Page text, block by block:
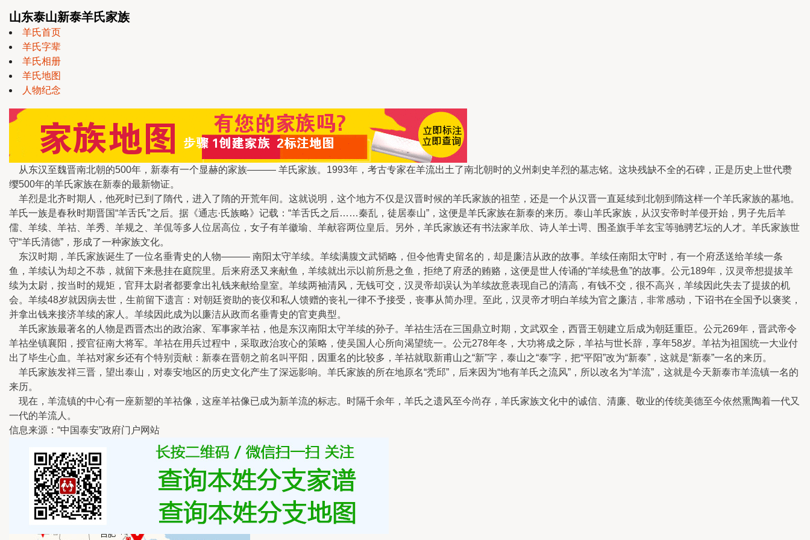
山东泰山新泰羊氏家族
羊氏首页
羊氏字辈
羊氏相册
羊氏地图
人物纪念
从东汉至魏晋南北朝的500年，新泰有一个显赫的家族——— 羊氏家族。1993年，考古专家在羊流出土了南北朝时的义州刺史羊烈的墓志铭。这块残缺不全的石碑，正是历史上世代瓒
缨500年的羊氏家族在新泰的最新物证。
羊烈是北齐时期人，他死时已到了隋代，进入了隋的开荒年间。这就说明，这个地方不仅是汉晋时候的羊氏家族的祖茔，还是一个从汉晋一直延续到北朝到隋这样一个羊氏家族的墓地。
羊氏一族是春秋时期晋国“羊舌氏”之后。据《通志·氏族略》记载：“羊舌氏之后……秦乱，徒居泰山”，这便是羊氏家族在新泰的来历。泰山羊氏家族，从汉安帝时羊侵开始，男子先后羊
儒、羊续、羊祜、羊秀、羊规之、羊侃等多人位居高位，女子有羊徽瑜、羊献容两位皇后。另外，羊氏家族还有书法家羊欣、诗人羊士谔、围圣旗手羊玄宝等驰骋艺坛的人才。羊氏家族世
守“羊氏清德”，形成了一种家族文化。
东汉时期，羊氏家族诞生了一位名垂青史的人物——— 南阳太守羊续。羊续满腹文武韬略，但令他青史留名的，却是廉洁从政的故事。羊续任南阳太守时，有一个府丞送给羊续一条
鱼，羊续认为却之不恭，就留下来悬挂在庭院里。后来府丞又来献鱼，羊续就出示以前所悬之鱼，拒绝了府丞的贿赂，这便是世人传诵的“羊续悬鱼”的故事。公元189年，汉灵帝想提拔羊
续为太尉，按当时的规矩，官拜太尉者都要拿出礼钱来献给皇室。羊续两袖清风，无钱可交，汉灵帝却误认为羊续故意表现自己的清高，有钱不交，很不高兴，羊续因此失去了提拔的机
会。羊续48岁就因病去世，生前留下遗言：对朝廷资助的丧仪和私人馈赠的丧礼一律不予接受，丧事从简办理。至此，汉灵帝才明白羊续为官之廉洁，非常感动，下诏书在全国予以褒奖，
并拿出钱来接济羊续的家人。羊续因此成为以廉洁从政而名垂青史的官吏典型。
羊氏家族最著名的人物是西晋杰出的政治家、军事家羊祜，他是东汉南阳太守羊续的孙子。羊祜生活在三国鼎立时期，文武双全，西晋王朝建立后成为朝廷重臣。公元269年，晋武帝令
羊祜坐镇襄阳，授官征南大将军。羊祜在用兵过程中，采取政治攻心的策略，使吴国人心所向渴望统一。公元278年冬，大功将成之际，羊祜与世长辞，享年58岁。羊祜为祖国统一大业付
出了毕生心血。羊祜对家乡还有个特别贡献：新泰在晋朝之前名叫平阳，因重名的比较多，羊祜就取新甫山之“新”字，泰山之“泰”字，把“平阳”改为“新泰”，这就是“新泰”一名的来历。
羊氏家族发祥三晋，望出泰山，对泰安地区的历史文化产生了深远影响。羊氏家族的所在地原名“秃邱”，后来因为“地有羊氏之流风”，所以改名为“羊流”，这就是今天新泰市羊流镇一名的
来历。
现在，羊流镇的中心有一座新塑的羊祜像，这座羊祜像已成为新羊流的标志。时隔千余年，羊氏之遗风至今尚存，羊氏家族文化中的诚信、清廉、敬业的传统美德至今依然熏陶着一代又
一代的羊流人。
信息来源：“中国泰安”政府门户网站